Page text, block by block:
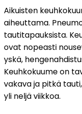
Aikuisten
aiheuttama.
tautitapauksista.
ovat nopeasti
yskä,
Keuhkokuume on
vakava ja pitkä
yli neljä viikkoa.